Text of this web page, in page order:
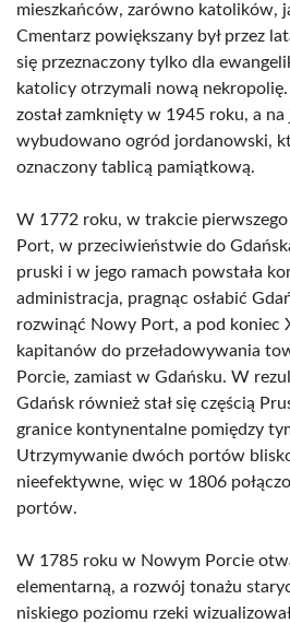
mieszkańców, zarówno katolików,
Cmentarz powiększany był przez
się przeznaczony tylko dla
katolicy otrzymali nową
został zamknięty w 1945 roku, a na
wybudowano ogród jordanowski,
oznaczony tablicą pamiątkową.
W 1772 roku, w trakcie
Port, w przeciwieństwie do
pruski i w jego ramach powstała
administracja, pragnąc osłabić
rozwinąć Nowy Port, a pod koniec
kapitanów do przeładowywania
Porcie, zamiast w Gdańsku. W
Gdańsk również stał się częścią
granice kontynentalne pomiędzy
Utrzymywanie dwóch portów
nieefektywne, więc w 1806
portów.
W 1785 roku w Nowym Porcie
elementarną, a rozwój tonażu
niskiego poziomu rzeki